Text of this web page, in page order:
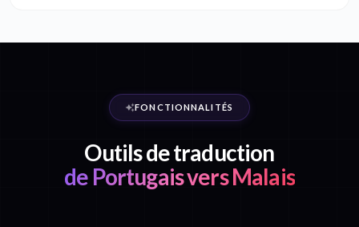
FONCTIONNALITÉS
Outils de traduction
de Portugais vers Malais